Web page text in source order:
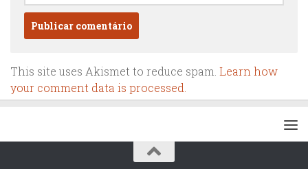
This site uses Akismet to reduce spam. Learn how
your comment data is processed.